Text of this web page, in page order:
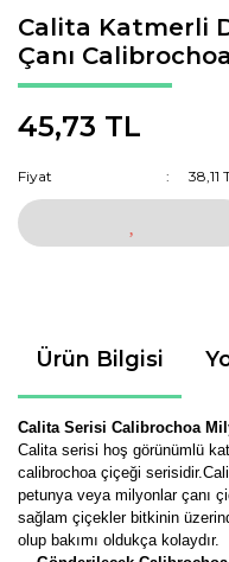
Calita Katmerli
Çanı
45,73 TL
Fiyat 38,11
Ürün Bilgisi
Calita Serisi Calibrochoa
Calita serisi hoş görünümlü
calibrochoa çiçeği
petunya veya milyonlar çanı
sağlam çiçekler bitkinin
olup bakımı oldukça kolaydır.